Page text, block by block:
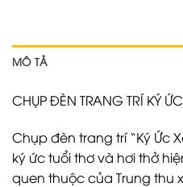
MÔ TẢ
CHỤP ĐÈN TRANG TRÍ KÝ
Chụp đèn trang trí “Ký Ức
ký ức tuổi thơ và hơi thở
quen thuộc của Trung thu